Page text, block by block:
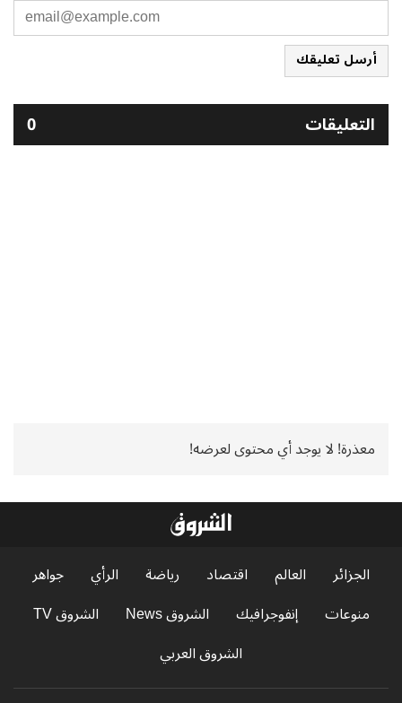
أرسل تعليقك
التعليقات 0
معذرة! لا يوجد أي محتوى لعرضه!
الجزائر العالم اقتصاد رياضة الرأي
جواهر
منوعات
إنفوجرافيك الشروق News
الشروق TV
الشروق العربي